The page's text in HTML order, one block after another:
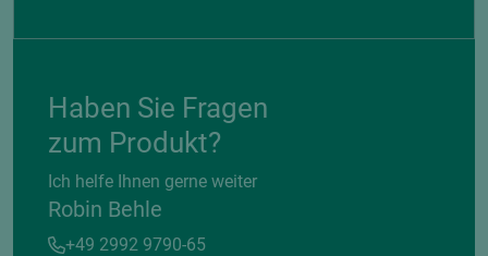
Haben Sie Fragen
zum Produkt?
Ich helfe Ihnen gerne weiter
Robin Behle
+49 2992 9790-65